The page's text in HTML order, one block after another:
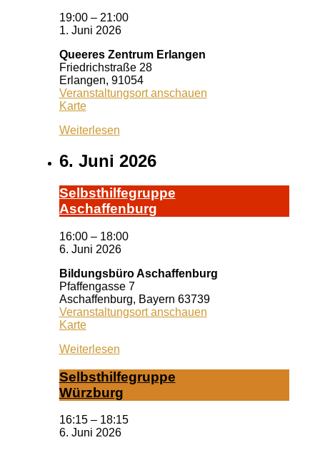
19:00 – 21:00
1. Juni 2026
Queeres Zentrum Erlangen
Friedrichstraße 28
Erlangen, 91054
Veranstaltungsort anschauen
KarteQueeres
Erlangen
Weiterlesen
6. Juni 2026
Selbst­hil­fe­grup­pe
A­schaf­fen­burg
16:00 – 18:00
6. Juni 2026
Bildungsbüro Aschaffenburg
Pfaffengasse 7
Aschaffenburg, Bayern 63739
Veranstaltungsort anschauen
KarteBildungsbüro
Weiterlesen
Selbst­hil­fe­grup­pe
Würz­burg
16:15 – 18:15
6. Juni 2026